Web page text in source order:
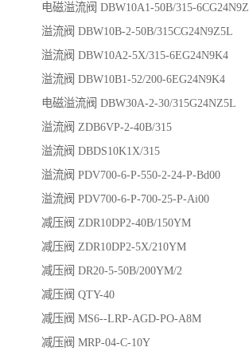
电磁溢流阀 DBW10A1-50B/315-
溢流阀 DBW10B-2-50B/315CG24N9Z5L
溢流阀 DBW10A2-5X/315-6EG24N9K4
溢流阀 DBW10B1-52/200-6EG24N9K4
电磁溢流阀 DBW30A-2-30/315G24NZ5L
溢流阀 ZDB6VP-2-40B/315
溢流阀 DBDS10K1X/315
溢流阀 PDV700-6-P-550-2-24-P-Bd00
溢流阀 PDV700-6-P-700-25-P-Ai00
减压阀 ZDR10DP2-40B/150YM
减压阀 ZDR10DP2-5X/210YM
减压阀 DR20-5-50B/200YM/2
减压阀 QTY-40
减压阀 MS6--LRP-AGD-PO-A8M
减压阀 MRP-04-C-10Y